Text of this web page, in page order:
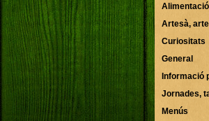
Artesà,
Curiositats
General
Informació
Jornades,
Menús